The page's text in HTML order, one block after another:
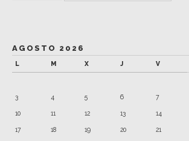
AGOSTO 2026
L M X J V
3 4 5 6 7
10 11 12 13 14
17 18 19 20 21